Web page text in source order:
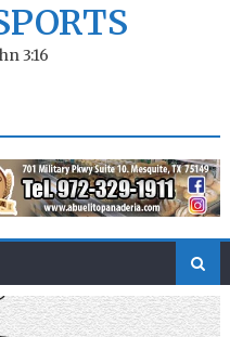
3:16